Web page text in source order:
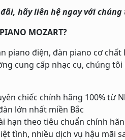
hãy liên hệ ngay với chúng
MOZART?
piano điện, đàn piano cơ
cung cấp nhạc cụ, chúng
chiếc chính hãng 100% từ
lớn nhất miền Bắc
hạn theo tiêu chuẩn chính
tình, nhiều dịch vụ hậu mãi